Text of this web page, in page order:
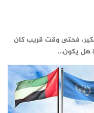
فحتى وقت قريب كان
هل يكون…